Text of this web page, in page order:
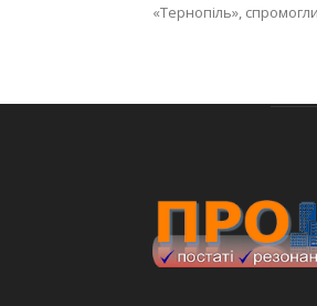
«Тернопіль»,